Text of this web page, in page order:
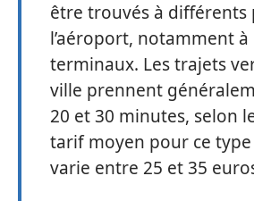
être trouvés à différents
l’aéroport, notamment
terminaux. Les trajets
ville prennent
20 et 30 minutes, selon
tarif moyen pour ce
varie entre 25 et 35